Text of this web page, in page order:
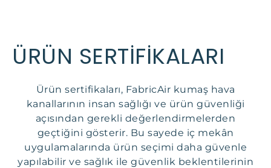
ÜRÜN SERTİFİKALARI
Ürün sertifikaları, FabricAir kumaş hava
kanallarının insan sağlığı ve ürün güvenliği
açısından gerekli değerlendirmelerden
geçtiğini gösterir. Bu sayede iç mekân
uygulamalarında ürün seçimi daha güvenle
yapılabilir ve sağlık ile güvenlik beklentilerinin